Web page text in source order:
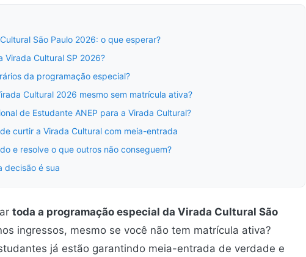
São Paulo 2026: o que esperar?
Virada Cultural SP 2026?
da programação especial?
Cultural 2026 mesmo sem matrícula ativa?
de Estudante ANEP para a Virada Cultural?
curtir a Virada Cultural com meia-entrada
e resolve o que outros não conseguem?
decisão é sua
toda a programação especial da Virada Cultural São
ingressos, mesmo se você não tem matrícula ativa?
já estão garantindo meia-entrada de verdade e